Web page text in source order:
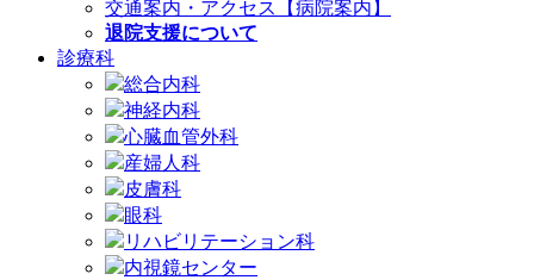
交通案内・アクセス【病院案内】
退院支援について
診療科
総合内科
神経内科
心臓血管外科
産婦人科
皮膚科
眼科
リハビリテーション科
内視鏡センター